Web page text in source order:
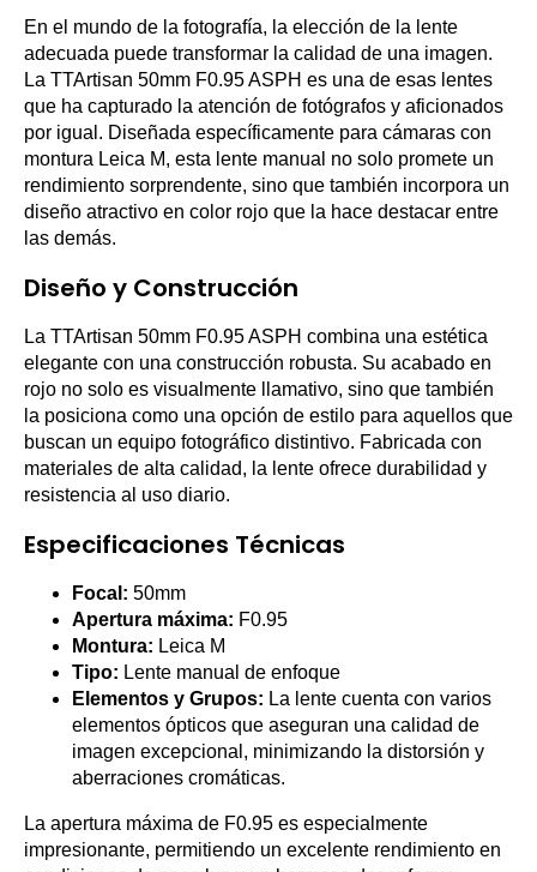
En el mundo de la fotografía, la elección de la lente
adecuada puede transformar la calidad de una imagen.
La TTArtisan 50mm F0.95 ASPH es una de esas lentes
que ha capturado la atención de fotógrafos y aficionados
por igual. Diseñada específicamente para cámaras con
montura Leica M, esta lente manual no solo promete un
rendimiento sorprendente, sino que también incorpora un
diseño atractivo en color rojo que la hace destacar entre
las demás.
Diseño y Construcción
La TTArtisan 50mm F0.95 ASPH combina una estética
elegante con una construcción robusta. Su acabado en
rojo no solo es visualmente llamativo, sino que también
la posiciona como una opción de estilo para aquellos que
buscan un equipo fotográfico distintivo. Fabricada con
materiales de alta calidad, la lente ofrece durabilidad y
resistencia al uso diario.
Especificaciones Técnicas
Focal: 50mm
Apertura máxima: F0.95
Montura: Leica M
Tipo: Lente manual de enfoque
Elementos y Grupos: La lente cuenta con varios
elementos ópticos que aseguran una calidad de
imagen excepcional, minimizando la distorsión y
aberraciones cromáticas.
La apertura máxima de F0.95 es especialmente
impresionante, permitiendo un excelente rendimiento en